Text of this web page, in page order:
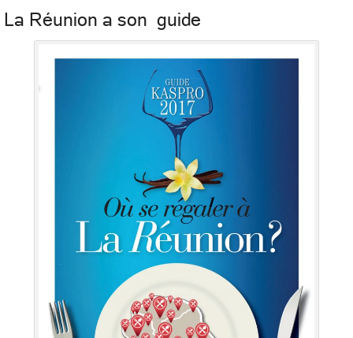
La Réunion a son guide